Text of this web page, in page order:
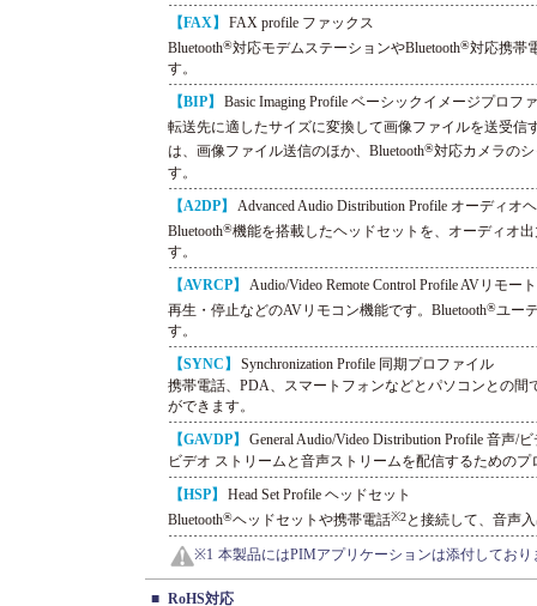
【FAX】
FAX profile ファックス
Bluetooth®対応モデムステーションやBluetooth®対応携帯
す。
【BIP】
Basic Imaging Profile ベーシックイメージプロフ
転送先に適したサイズに変換して画像ファイルを送受信
は、画像ファイル送信のほか、Bluetooth®対応カメラの
す。
【A2DP】
Advanced Audio Distribution Profile オーディオ
Bluetooth®機能を搭載したヘッドセットを、オーディオ
す。
【AVRCP】
Audio/Video Remote Control Profile AVリモー
再生・停止などのAVリモコン機能です。Bluetooth®ユー
す。
【SYNC】
Synchronization Profile 同期プロファイル
携帯電話、PDA、スマートフォンなどとパソコンとの
ができます。
【GAVDP】
General Audio/Video Distribution Profile 音声/
ビデオ ストリームと音声ストリームを配信するためのプ
【HSP】
Head Set Profile ヘッドセット
Bluetooth®ヘッドセットや携帯電話※2と接続して、音声
※1 本製品にはPIMアプリケーションは添付してお
■ RoHS対応